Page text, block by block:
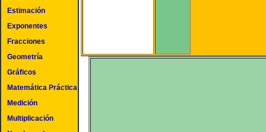
Estimación
Exponentes
Fracciones
Geometría
Gráficos
Matemática Práctica
Medición
Multiplicación